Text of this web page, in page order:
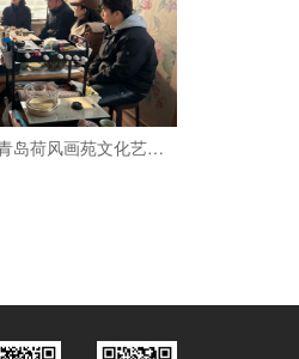
我院绘画专业走进青岛荷风画苑文化艺术交流有限公司